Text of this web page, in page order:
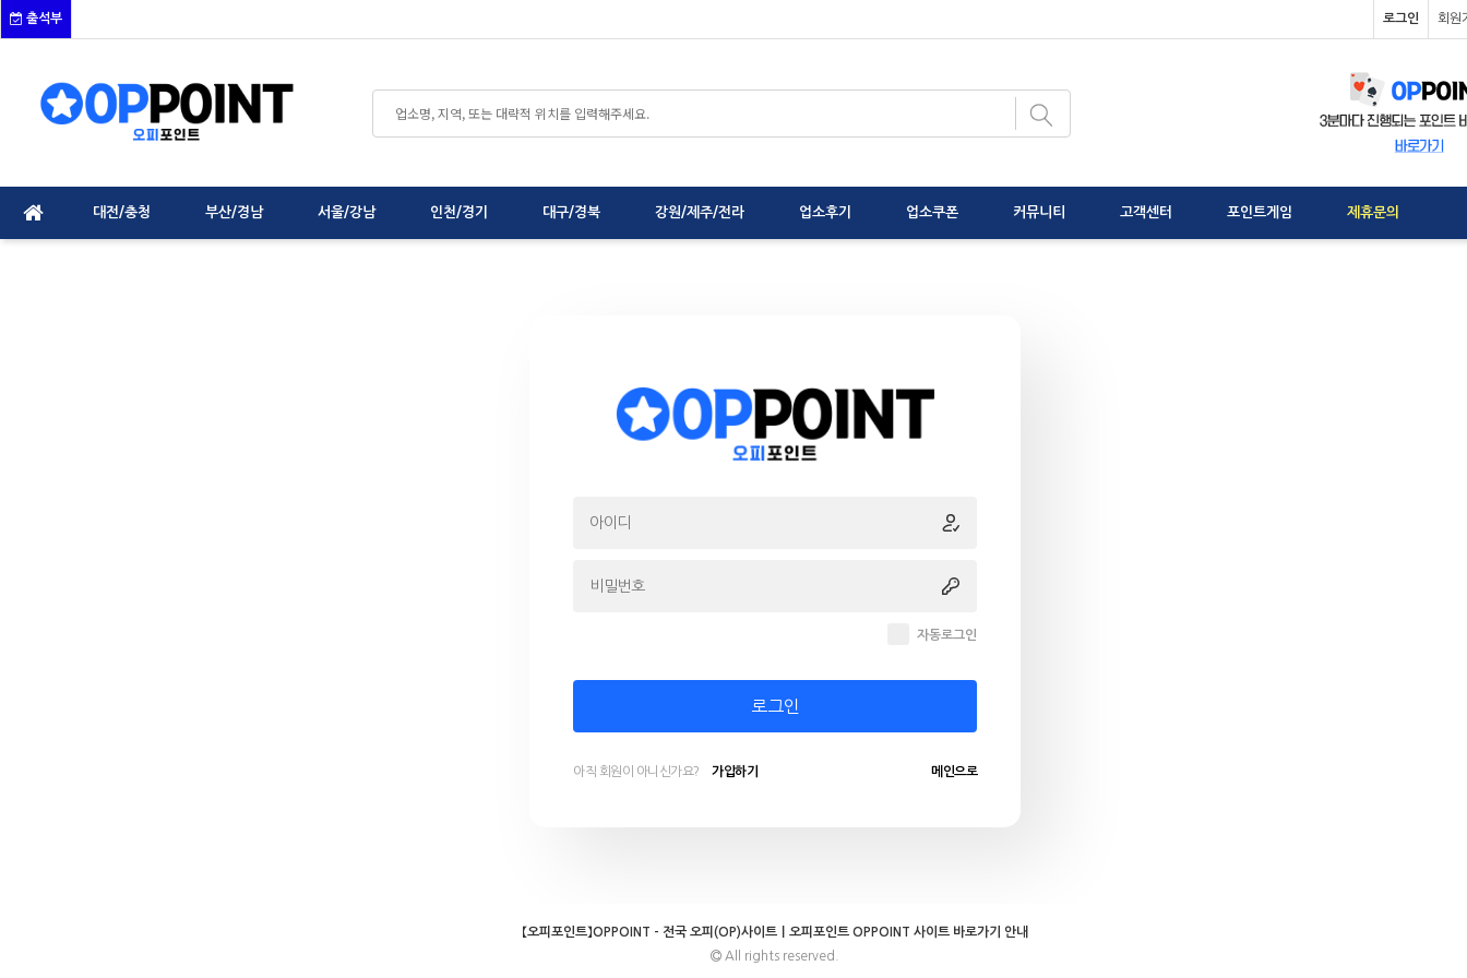
출석부 로그인 회원
대전/충청 부산/경남 서울/강남 인천/경기 대구/경북 강원/제주/전라 업소후기 업소쿠폰 커뮤니티 고객센터 포인트게임 제휴문의
자동로그인
로그인
아직 회원이 아니신가요? 가입하기 메인으로
【오피포인트】OPPOINT - 전국 오피(OP)사이트｜오피포인트 OPPOINT 사이트 바로가기 안내
All rights reserved.